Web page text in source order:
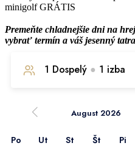
minigolf GRÁTIS
Premeňte chladnejšie dni na
vybrať termín a váš jesenný